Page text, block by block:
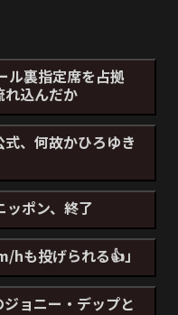
ル裏指定席を占拠
れ込んだか
式、何故かひろゆき
ポン、終了
も投げられる👍」
ジョニー・デップと